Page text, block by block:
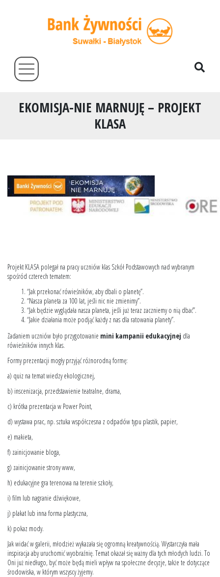
EKOMISJA-NIE MARNUJĘ – PROJEKT
KLASA
Projekt KLASA polegał na pracy uczniów klas Szkół Podstawowych nad wybranym
spośród czterech tematem:
“Jak przekonać rówieśników, aby dbali o planetę”.
“Nasza planeta za 100 lat, jeśli nic nie zmienimy”.
“Jak będzie wyglądała nasza planeta, jeśli już teraz zaczniemy o nią dbać”.
“Jakie działania może podjąć każdy z nas dla ratowania planety”.
Zadaniem uczniów było przygotowanie mini kampanii edukacyjnej dla
rówieśników innych klas.
Formy prezentacji mogły przyjąć różnorodną formę:
a) quiz na temat wiedzy ekologicznej,
b) inscenizacja, przedstawienie teatralne, drama,
c) krótka prezentacja w Power Point,
d) wystawa prac, np. sztuka współczesna z odpadów typu plastik, papier,
e) makieta,
f) zainicjowanie bloga,
g) zainicjowanie strony www,
h) edukacyjne gra terenowa na terenie szkoły,
i) film lub nagranie dźwiękowe,
j) plakat lub inna forma plastyczna,
k) pokaz mody.
Jak widać w galerii, młodzież wykazała się ogromną kreatywnością. Wystarczyła mała
inspiracja aby uruchomić wyobraźnię. Temat okazał się ważny dla tych młodych ludzi. To
Oni już niedługo, być może będą mieli wpływ na społeczne decyzje, także te dotyczące
środowiska, w którym wszyscy żyjemy.